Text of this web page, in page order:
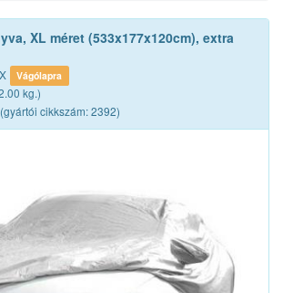
XL méret (533x177x120cm), extra
Vágólapra
kg.)
(gyártói cikkszám: 2392)